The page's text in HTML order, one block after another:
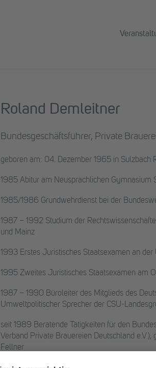
Roland Demleitner
Bundesgeschäftsführer, Private
geboren am: 04. Dezember 1965 in Sulzbach
1985 Abitur am Neusprachlichen Gymnasium
1985/1986 Grundwehrdienst bei der
1987 – 1992 Studium der
und Mainz
1993 Erstes Juristisches Staatsexamen an der
1995 Zweites Juristisches Staatsexamen am
1987 – 1990 Büroleiter des Mitglieds des
Umweltpolitischer Sprecher der CSU-
seit 1989 Beratende Tätigkeiten für den
Verband Private Brauereien Deutschland
Fellner